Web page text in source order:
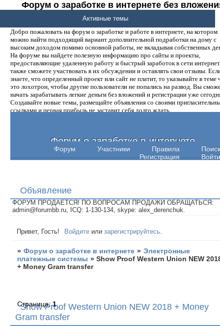
Форум о заработке в интернете без
денег.
Добро пожаловать на форум о заработке и работе в интернете, на котором
можно найти подходящий вариант дополнительной подработки на дому с
высоким доходом помимо основной работы, не вкладывая собственных
На форуме вы найдете полезную информацию про сайты и проекты,
предоставляющие удаленную работу и быстрый заработок в сети
также сможете участвовать в их обсуждении и оставлять свои отзывы.
знаете, что определенный проект или сайт не платит, то указывайте в теме
это лохотрон, чтобы другие пользователи не попались на развод. Вы
начать зарабатывать легкие деньги без вложений и регистрации уже
Создавайте новые темы, размещайте объявления со своими
ссылками и первая прибыль не заставит себя долго ждать.
Форум о заработке в интернете
Форум Участники Правила
Поиск
Регистрация
Войти
Активные темы
Объявление
ФОРУМ ПРОДАЕТСЯ! ПО ВОПРОСАМ ПРОДАЖИ ОБРАЩАТЬСЯ:
admin@forumbb.ru, ICQ: 1-130-134, skype: alex_derenchuk.
Привет, Гость! Войдите илизарегистрируйтесь
» Форум о заработке в интернете » Электронные
платежные системы »Show Proof Western Union NEW
+ Money Gram transfer
Show Proof Western Union NEW 2018 + Money
Gram transfer
Страница:1